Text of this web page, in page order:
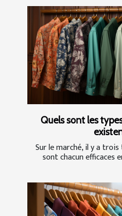
Quels sont les
Sur le marché, il y a
sont chacun efficaces